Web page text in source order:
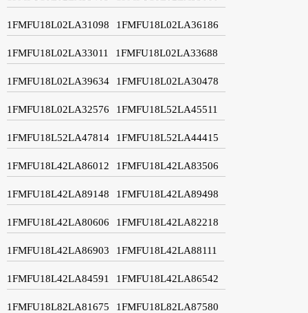
1FMFU18L02LA31098 1FMFU18L02LA36186
1FMFU18L02LA33011 1FMFU18L02LA33688
1FMFU18L02LA39634 1FMFU18L02LA30478
1FMFU18L02LA32576 1FMFU18L52LA45511
1FMFU18L52LA47814 1FMFU18L52LA44415
1FMFU18L42LA86012 1FMFU18L42LA83506
1FMFU18L42LA89148 1FMFU18L42LA89498
1FMFU18L42LA80606 1FMFU18L42LA82218
1FMFU18L42LA86903 1FMFU18L42LA88111
1FMFU18L42LA84591 1FMFU18L42LA86542
1FMFU18L82LA81675 1FMFU18L82LA87580